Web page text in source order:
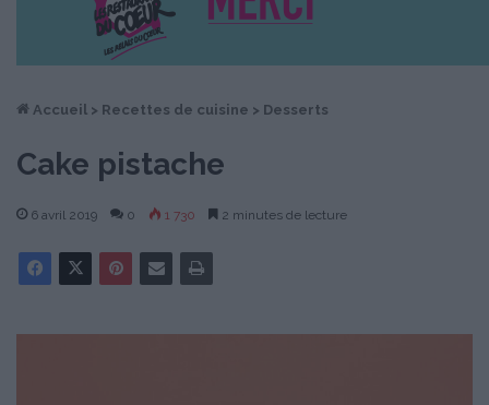
Accueil > Recettes de cuisine > Desserts
Cake pistache
6 avril 2019 0 1 730 2 minutes de lecture